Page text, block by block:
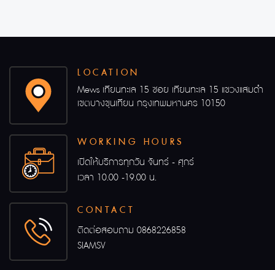
LOCATION
Mews เทียนทะเล 15 ซอย เทียนทะเล 15 แขวงแสมดำ
เขตบางขุนเทียน กรุงเทพมหานคร 10150
WORKING HOURS
เปิดให้บริการทุกวัน จันทร์ - ศุกร์
เวลา 10.00 -19.00 น.
CONTACT
ติดต่อสอบถาม 0868226858
SIAMSV